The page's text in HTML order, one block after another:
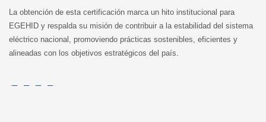
La obtención de esta certificación marca un hito institucional para
EGEHID y respalda su misión de contribuir a la estabilidad del sistema
eléctrico nacional, promoviendo prácticas sostenibles, eficientes y
alineadas con los objetivos estratégicos del país.